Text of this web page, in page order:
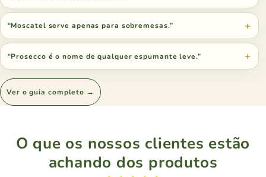
“Moscatel serve apenas para sobremesas.”
“Prosecco é o nome de qualquer espumante leve.”
Ver o guia completo →
O que os nossos clientes estão
achando dos produtos